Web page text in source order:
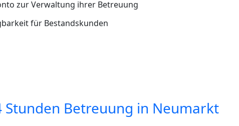
zur Verwaltung ihrer Betreuung
für Bestandskunden
Stunden Betreuung in Neumarkt